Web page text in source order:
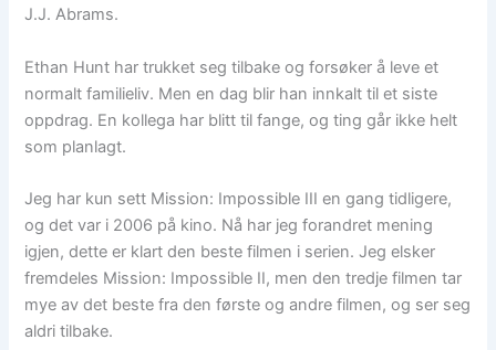
J.J. Abrams.
Ethan Hunt har trukket seg tilbake og forsøker å leve et
normalt familieliv. Men en dag blir han innkalt til et siste
oppdrag. En kollega har blitt til fange, og ting går ikke helt
som planlagt.
Jeg har kun sett Mission: Impossible III en gang tidligere,
og det var i 2006 på kino. Nå har jeg forandret mening
igjen, dette er klart den beste filmen i serien. Jeg elsker
fremdeles Mission: Impossible II, men den tredje filmen tar
mye av det beste fra den første og andre filmen, og ser seg
aldri tilbake.